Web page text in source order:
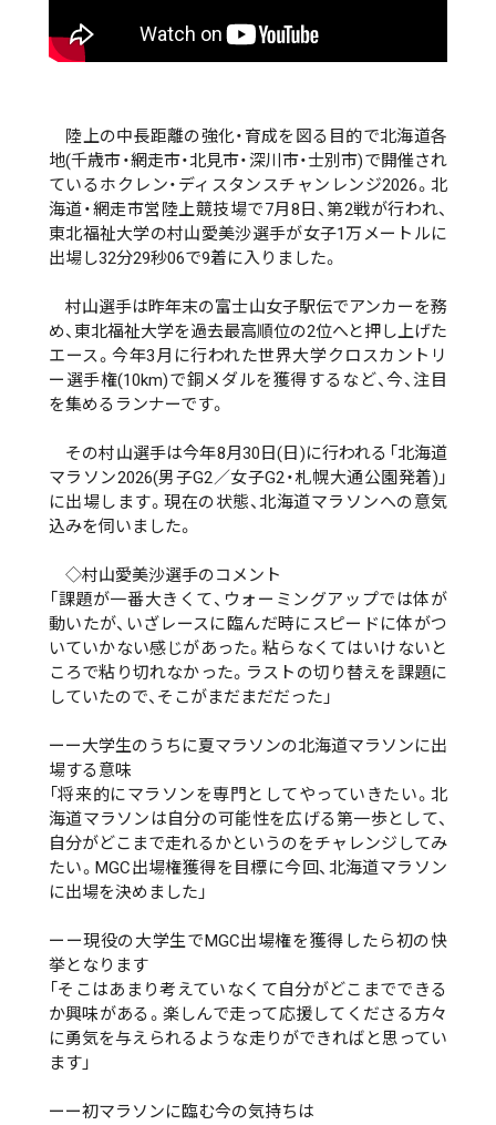
陸上の中長距離の強化・育成を図る目的で北海道各
地(千歳市・網走市・北見市・深川市・士別市)で開催され
ているホクレン・ディスタンスチャンレンジ2026。北
海道・網走市営陸上競技場で7月8日、第2戦が行われ、
東北福祉大学の村山愛美沙選手が女子1万メートルに
出場し32分29秒06で9着に入りました。
村山選手は昨年末の富士山女子駅伝でアンカーを務
め、東北福祉大学を過去最高順位の2位へと押し上げた
エース。今年3月に行われた世界大学クロスカントリ
ー選手権(10km)で銅メダルを獲得するなど、今、注目
を集めるランナーです。
その村山選手は今年8月30日(日)に行われる「北海道
マラソン2026(男子G2／女子G2・札幌大通公園発着)」
に出場します。現在の状態、北海道マラソンへの意気
込みを伺いました。
◇村山愛美沙選手のコメント
「課題が一番大きくて、ウォーミングアップでは体が
動いたが、いざレースに臨んだ時にスピードに体がつ
いていかない感じがあった。粘らなくてはいけないと
ころで粘り切れなかった。ラストの切り替えを課題に
していたので、そこがまだまだだった」
ーー大学生のうちに夏マラソンの北海道マラソンに出
場する意味
「将来的にマラソンを専門としてやっていきたい。北
海道マラソンは自分の可能性を広げる第一歩として、
自分がどこまで走れるかというのをチャレンジしてみ
たい。MGC出場権獲得を目標に今回、北海道マラソン
に出場を決めました」
ーー現役の大学生でMGC出場権を獲得したら初の快
挙となります
「そこはあまり考えていなくて自分がどこまでできる
か興味がある。楽しんで走って応援してくださる方々
に勇気を与えられるような走りができればと思ってい
ます」
ーー初マラソンに臨む今の気持ちは